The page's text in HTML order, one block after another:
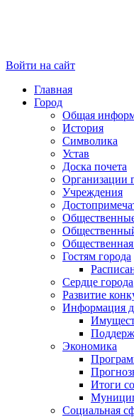
Войти на сайт
Главная
Город
Общая
История
Символика
Устав
Доска почета
Организации
Учреждения
Гостям города
Сердце города
Развитие
Информация
Экономика
Итоги
Социальная